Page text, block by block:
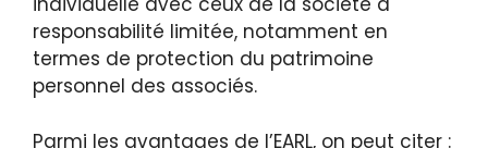
responsabilité limitée, notamment en
termes de protection du patrimoine
personnel des associés.
Parmi les avantages de l’EARL, on peut citer :